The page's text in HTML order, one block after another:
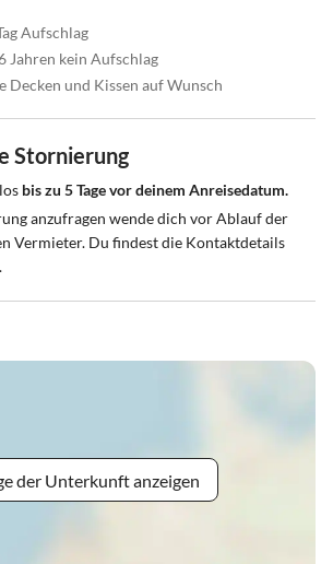
Aufschlag
Jahren kein Aufschlag
Decken und Kissen auf Wunsch
Stornierung
bis zu 5 Tage vor deinem Anreisedatum.
anzufragen wende dich vor Ablauf der
Vermieter. Du findest die Kontaktdetails
der Unterkunft anzeigen